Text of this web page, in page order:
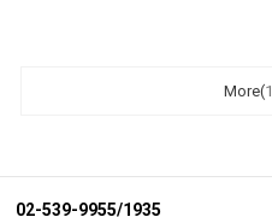
More(1
02-539-9955/1935